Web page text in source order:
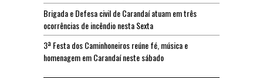
Brigada e Defesa civil de Carandaí atuam em três
ocorrências de incêndio nesta Sexta
3ª Festa dos Caminhoneiros reúne fé, música e
homenagem em Carandaí neste sábado